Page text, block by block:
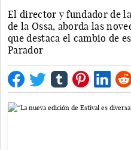
El director y fundador de
de la Ossa, aborda las
que destaca el cambio de
Parador